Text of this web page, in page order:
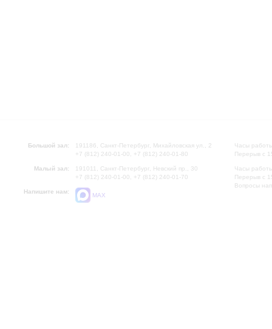
Большой зал:
191186, Санкт-Петербург, Михайловская ул., 2
+7 (812) 240-01-00, +7 (812) 240-01-80
Малый зал:
191011, Санкт-Петербург, Невский пр., 30
+7 (812) 240-01-00, +7 (812) 240-01-70
Напишите нам:
MAX
Часы
Перерыв с
Часы
Перерыв с
Вопросы